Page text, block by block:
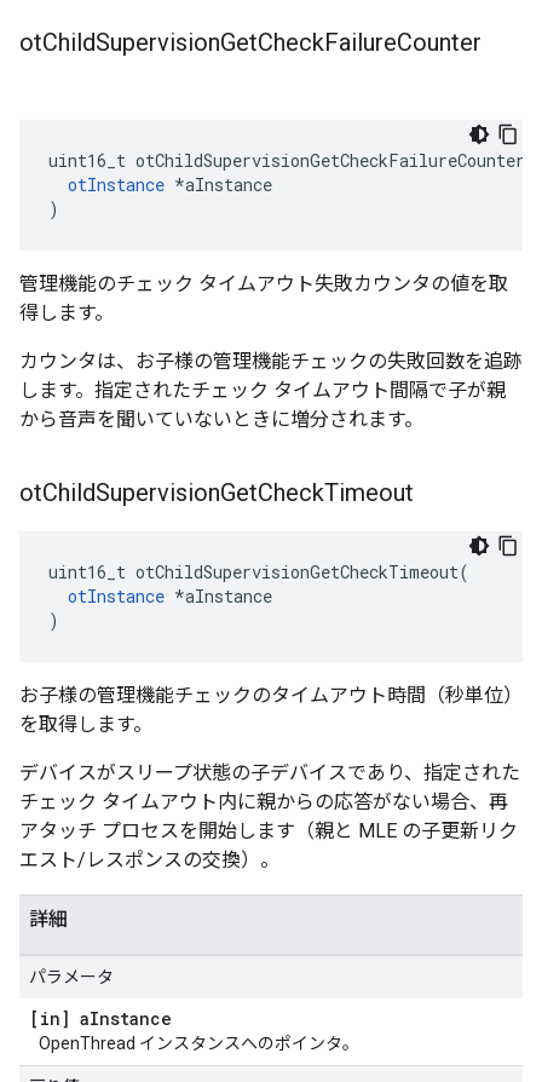
otChildSupervisionGetCheckFailureCounter
uint16_t otChildSupervisionGetCheckFailureCounter
otInstance *aInstance
)
管理機能のチェック タイムアウト失敗カウンタの値を取
得します。
カウンタは、お子様の管理機能チェックの失敗回数を追跡
します。指定されたチェック タイムアウト間隔で子が親
から音声を聞いていないときに増分されます。
otChildSupervisionGetCheckTimeout
uint16_t otChildSupervisionGetCheckTimeout(
otInstance *aInstance
)
お子様の管理機能チェックのタイムアウト時間（秒単位）
を取得します。
デバイスがスリープ状態の子デバイスであり、指定された
チェック タイムアウト内に親からの応答がない場合、再
アタッチ プロセスを開始します（親と MLE の子更新リク
エスト/レスポンスの交換）。
詳細
パラメータ
[in] aInstance
OpenThread インスタンスへのポインタ。